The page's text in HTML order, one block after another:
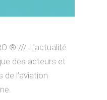
® /// L’actualité
des acteurs et
de l’aviation